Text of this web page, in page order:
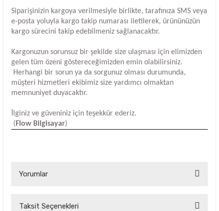
Siparişinizin kargoya verilmesiyle birlikte, tarafınıza SMS veya
e-posta yoluyla kargo takip numarası iletilerek, ürününüzün
kargo sürecini takip edebilmeniz sağlanacaktır.
Kargonuzun sorunsuz bir şekilde size ulaşması için elimizden
gelen tüm özeni göstereceğimizden emin olabilirsiniz.
Herhangi bir sorun ya da sorgunuz olması durumunda,
müşteri hizmetleri ekibimiz size yardımcı olmaktan
memnuniyet duyacaktır.
İlginiz ve güveniniz için teşekkür ederiz.
( Flow Bilgisayar)
Yorumlar
Bu ürüne ilk yorumu siz yapın!
Taksit Seçenekleri